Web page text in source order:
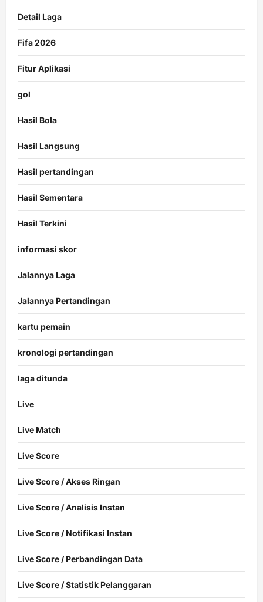
Detail Laga
Fifa 2026
Fitur Aplikasi
gol
Hasil Bola
Hasil Langsung
Hasil pertandingan
Hasil Sementara
Hasil Terkini
informasi skor
Jalannya Laga
Jalannya Pertandingan
kartu pemain
kronologi pertandingan
laga ditunda
Live
Live Match
Live Score
Live Score / Akses Ringan
Live Score / Analisis Instan
Live Score / Notifikasi Instan
Live Score / Perbandingan Data
Live Score / Statistik Pelanggaran